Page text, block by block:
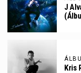
J
Kris